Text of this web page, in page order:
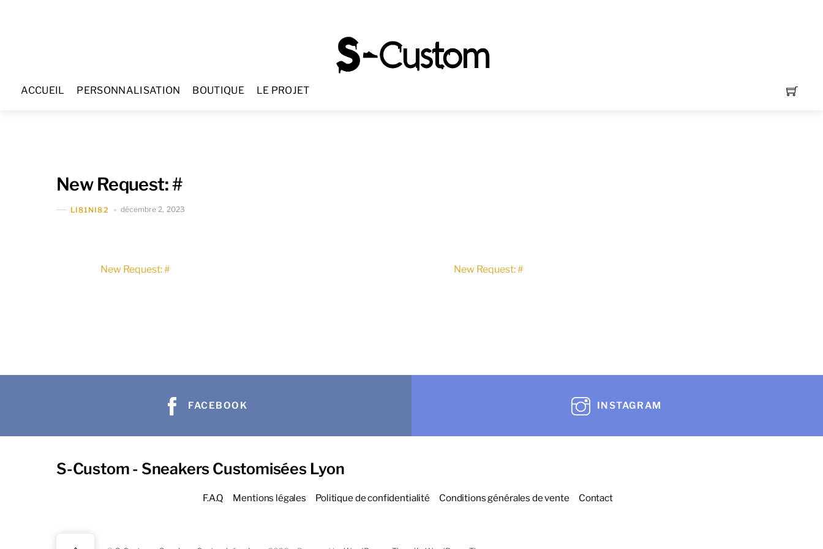
ACCUEIL PERSONNALISATION BOUTIQUE LE PROJET
New Request: #
LI81NI82 décembre 2, 2023
New Request: # New Request: #
FACEBOOK INSTAGRAM
S-Custom - Sneakers Customisées Lyon
F.A.Q Mentions légales Politique de confidentialité Conditions générales de vente Contact